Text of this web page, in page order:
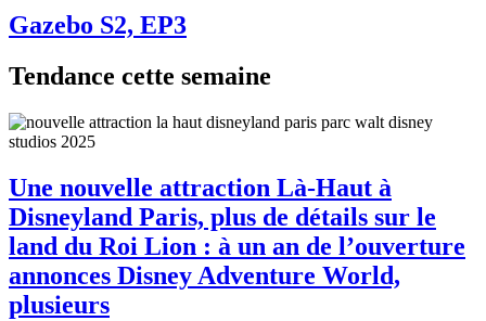
Gazebo S2, EP3
Tendance cette semaine
Une nouvelle attraction Là-Haut à
Disneyland Paris, plus de détails sur le
land du Roi Lion : à un an de l’ouverture
annonces Disney Adventure World,
plusieurs